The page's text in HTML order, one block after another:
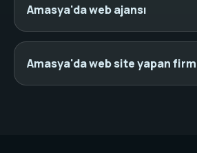
Amasya'da web ajansı
Amasya'da web site yapan